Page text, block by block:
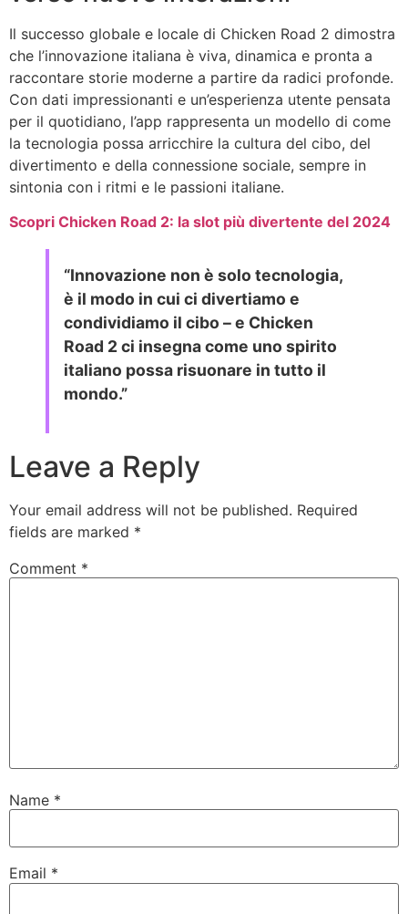
Il successo globale e locale di Chicken Road 2 dimostra
che l’innovazione italiana è viva, dinamica e pronta a
raccontare storie moderne a partire da radici profonde.
Con dati impressionanti e un’esperienza utente pensata
per il quotidiano, l’app rappresenta un modello di come
la tecnologia possa arricchire la cultura del cibo, del
divertimento e della connessione sociale, sempre in
sintonia con i ritmi e le passioni italiane.
Scopri Chicken Road 2: la slot più divertente del 2024
“Innovazione non è solo tecnologia,
è il modo in cui ci divertiamo e
condividiamo il cibo – e Chicken
Road 2 ci insegna come uno spirito
italiano possa risuonare in tutto il
mondo.”
Leave a Reply
Your email address will not be published. Required
fields are marked *
Comment *
Name *
Email *